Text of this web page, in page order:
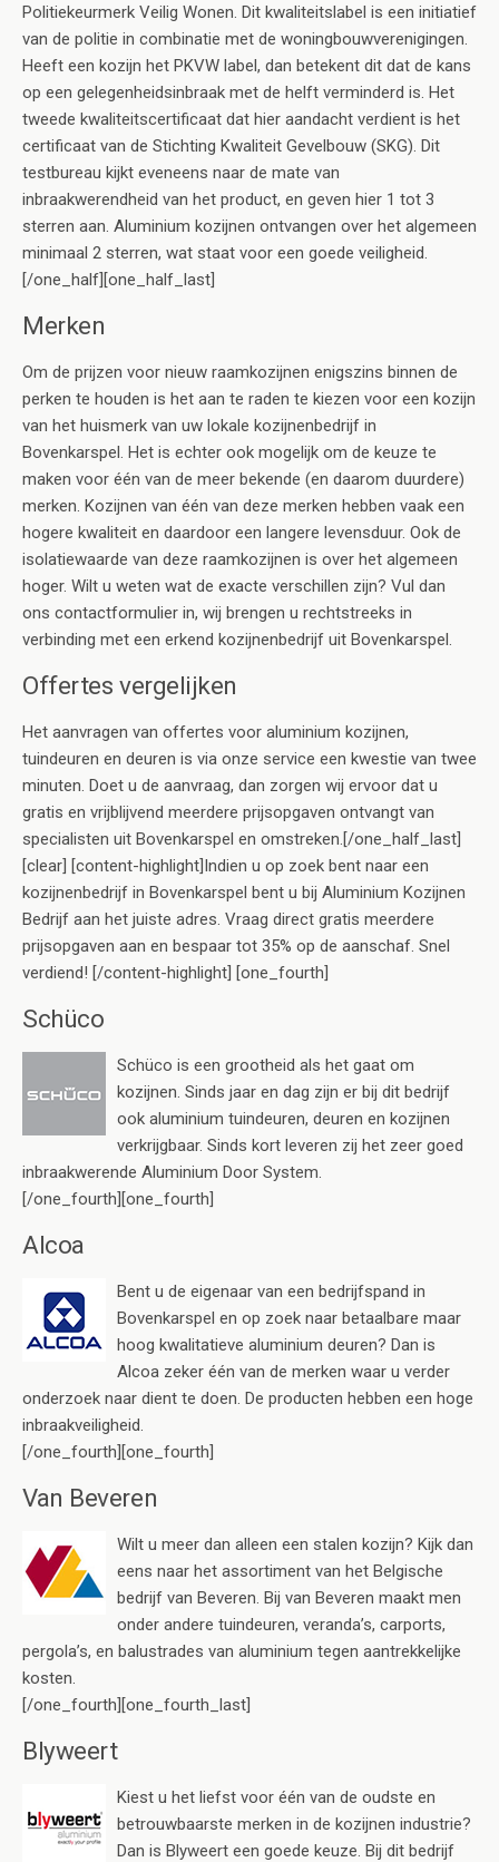
Politiekeurmerk Veilig Wonen. Dit kwaliteitslabel is een initiatief
van de politie in combinatie met de woningbouwverenigingen.
Heeft een kozijn het PKVW label, dan betekent dit dat de kans
op een gelegenheidsinbraak met de helft verminderd is. Het
tweede kwaliteitscertificaat dat hier aandacht verdient is het
certificaat van de Stichting Kwaliteit Gevelbouw (SKG). Dit
testbureau kijkt eveneens naar de mate van
inbraakwerendheid van het product, en geven hier 1 tot 3
sterren aan. Aluminium kozijnen ontvangen over het algemeen
minimaal 2 sterren, wat staat voor een goede veiligheid.
[/one_half][one_half_last]
Merken
Om de prijzen voor nieuw raamkozijnen enigszins binnen de
perken te houden is het aan te raden te kiezen voor een kozijn
van het huismerk van uw lokale kozijnenbedrijf in
Bovenkarspel. Het is echter ook mogelijk om de keuze te
maken voor één van de meer bekende (en daarom duurdere)
merken. Kozijnen van één van deze merken hebben vaak een
hogere kwaliteit en daardoor een langere levensduur. Ook de
isolatiewaarde van deze raamkozijnen is over het algemeen
hoger. Wilt u weten wat de exacte verschillen zijn? Vul dan
ons contactformulier in, wij brengen u rechtstreeks in
verbinding met een erkend kozijnenbedrijf uit Bovenkarspel.
Offertes vergelijken
Het aanvragen van offertes voor aluminium kozijnen,
tuindeuren en deuren is via onze service een kwestie van twee
minuten. Doet u de aanvraag, dan zorgen wij ervoor dat u
gratis en vrijblijvend meerdere prijsopgaven ontvangt van
specialisten uit Bovenkarspel en omstreken.[/one_half_last]
[clear] [content-highlight]Indien u op zoek bent naar een
kozijnenbedrijf in Bovenkarspel bent u bij Aluminium Kozijnen
Bedrijf aan het juiste adres. Vraag direct gratis meerdere
prijsopgaven aan en bespaar tot 35% op de aanschaf. Snel
verdiend! [/content-highlight] [one_fourth]
Schüco
Schüco is een grootheid als het gaat om
kozijnen. Sinds jaar en dag zijn er bij dit bedrijf
ook aluminium tuindeuren, deuren en kozijnen
verkrijgbaar. Sinds kort leveren zij het zeer goed
inbraakwerende Aluminium Door System.
[/one_fourth][one_fourth]
Alcoa
Bent u de eigenaar van een bedrijfspand in
Bovenkarspel en op zoek naar betaalbare maar
hoog kwalitatieve aluminium deuren? Dan is
Alcoa zeker één van de merken waar u verder
onderzoek naar dient te doen. De producten hebben een hoge
inbraakveiligheid.
[/one_fourth][one_fourth]
Van Beveren
Wilt u meer dan alleen een stalen kozijn? Kijk dan
eens naar het assortiment van het Belgische
bedrijf van Beveren. Bij van Beveren maakt men
onder andere tuindeuren, veranda’s, carports,
pergola’s, en balustrades van aluminium tegen aantrekkelijke
kosten.
[/one_fourth][one_fourth_last]
Blyweert
Kiest u het liefst voor één van de oudste en
betrouwbaarste merken in de kozijnen industrie?
Dan is Blyweert een goede keuze. Bij dit bedrijf